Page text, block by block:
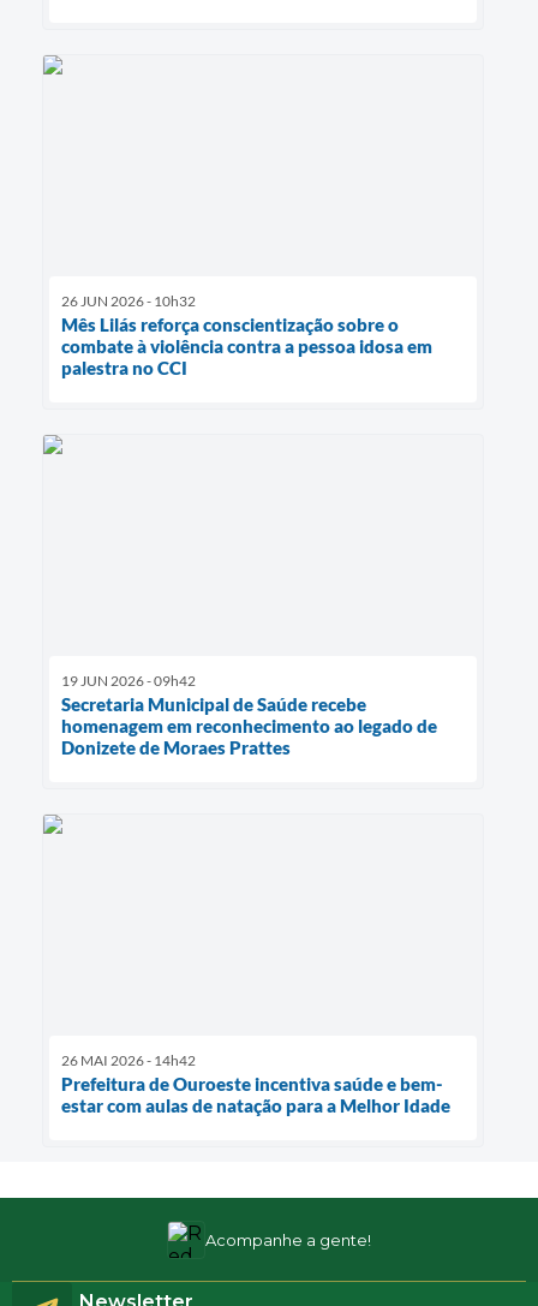
26 JUN 2026 - 10h32
Mês Lilás reforça conscientização sobre o
combate à violência contra a pessoa idosa em
palestra no CCI
19 JUN 2026 - 09h42
Secretaria Municipal de Saúde recebe
homenagem em reconhecimento ao legado de
Donizete de Moraes Prattes
26 MAI 2026 - 14h42
Prefeitura de Ouroeste incentiva saúde e bem-
estar com aulas de natação para a Melhor Idade
Acompanhe a gente!